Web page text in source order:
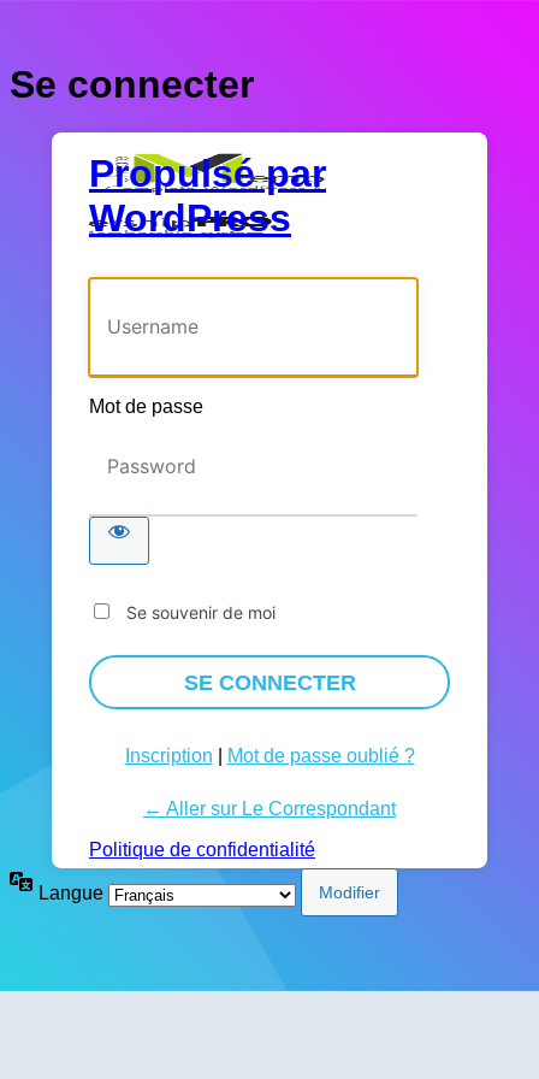
Se connecter
Propulsé par
WordPress
Mot de passe
Se souvenir de moi
Inscription Mot de passe oublié ?
← Aller sur Le Correspondant
Politique de confidentialité
Langue